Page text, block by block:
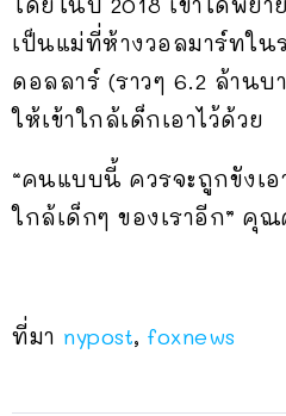
เป็นแม่ที่ห้างวอลมาร์ทใน
ดอลลาร์ (ราวๆ 6.2 ล้าน
ให้เข้าใกล้เด็กเอาไว้ด้วย
“คนแบบนี้ ควรจะถูกขังเอ
ใกล้เด็กๆ ของเราอีก” คุ
ที่มา nypost, foxnews